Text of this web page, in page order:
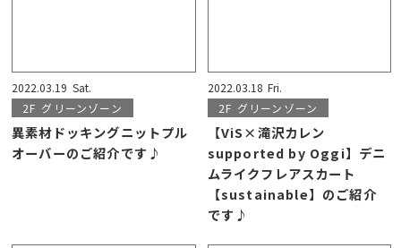
2022.03.19 Sat.
2F グリーンゾーン
異素材ドッキングニットプル
オーバーのご紹介です♪
2022.03.18 Fri.
2F グリーンゾーン
【ViS×滝沢カレン
supported by Oggi】デニ
ムライクフレアスカート
【sustainable】のご紹介
です♪